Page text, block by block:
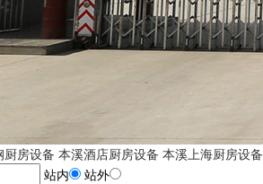
厨房设备 本溪酒店厨房设备 本溪上海厨房设备
站内
站外